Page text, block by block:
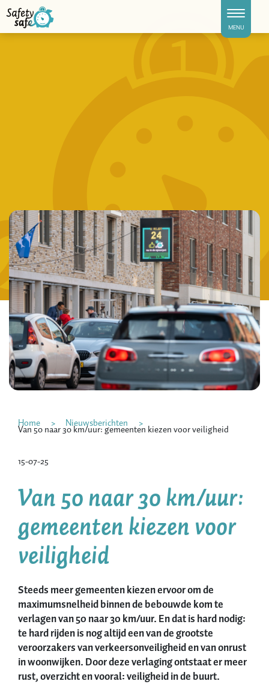
Toggle
MENU
Home Nieuwsberichten
Van 50 naar 30 km/uur: gemeenten kiezen voor veiligheid
15-07-25
Van 50 naar 30 km/uur:
gemeenten kiezen voor
veiligheid
Steeds meer gemeenten kiezen ervoor om de
maximumsnelheid binnen de bebouwde kom te
verlagen van 50 naar 30 km/uur. En dat is hard nodig:
te hard rijden is nog altijd een van de grootste
veroorzakers van verkeersonveiligheiden van onrust
in woonwijken. Door deze verlaging ontstaat er meer
rust, overzicht en vooral: veiligheid in de buurt.